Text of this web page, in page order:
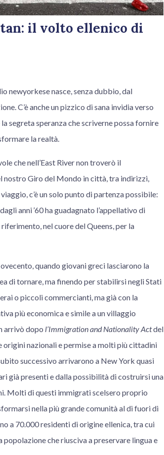
il volto ellenico di
newyorkese nasce, senza dubbio, dal
C’è anche un pizzico di sana invidia verso
segreta speranza che scriverne possa fornire
la realtà.
che nell’East River non troverò il
nostro Giro del Mondo in città, tra indirizzi,
c’è un solo punto di partenza possibile:
anni ’60 ha guadagnato l’appellativo di
nel cuore del Queens, per la
quando giovani greci lasciarono la
di tornare, ma finendo per stabilirsi negli Stati
o piccoli commercianti, ma già con la
più economica e simile a un villaggio
arrivò dopo l’Immigration and Nationality Actdel
origini nazionali e permise a molti più cittadini
successivo arrivarono a New York quasi
già presenti e dalla possibilità di costruirsi una
Molti di questi immigrati scelsero proprio
nella più grande comunità al di fuori di
a 70.000 residenti di origine ellenica, tra cui
che riusciva a preservare lingua e